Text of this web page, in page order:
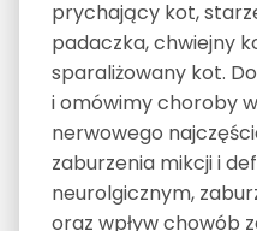
prychający kot,
padaczka, chwiejny
sparaliżowany kot.
i omówimy choroby
nerwowego
zaburzenia mikcji i
neurolgicznym,
oraz wpływ chowób